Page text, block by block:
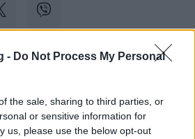
- Do Not Process My Personal
the sale, sharing to third parties, or
or sensitive information for
us, please use the below opt-out
értesülj a friss hírekről a
Követem